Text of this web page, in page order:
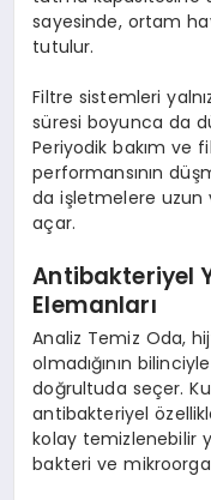
sayesinde, ortam
tutulur.
Filtre sistemleri
süresi boyunca da
Periyodik bakım ve
performansının
da işletmelere uzun
açar.
Antibakteriyel
Elemanları
Analiz Temiz Oda,
olmadığının
doğrultuda seçer.
antibakteriyel
kolay temizlenebilir
bakteri ve